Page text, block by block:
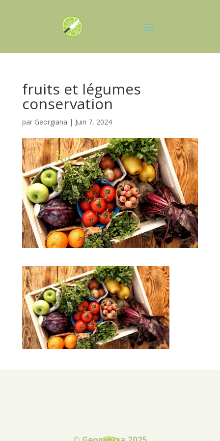
fruits et légumes
conservation
par Georgiana | Juin 7, 2024